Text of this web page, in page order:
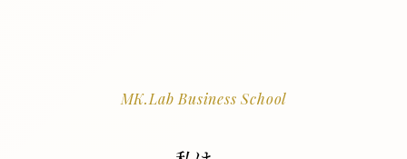
MK.Lab Business School